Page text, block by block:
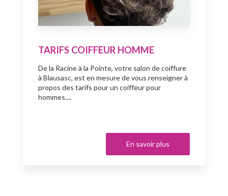
TARIFS COIFFEUR HOMME
De la Racine à la Pointe, votre salon de coiffure
à Blausasc, est en mesure de vous renseigner à
propos des tarifs pour un coiffeur pour
hommes....
En savoir plus